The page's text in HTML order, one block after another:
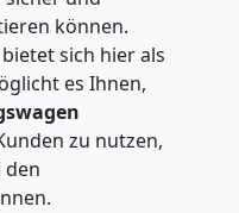
können.
sich hier als
es Ihnen,
zu nutzen,
den